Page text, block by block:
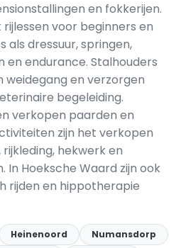
en fokkerijen.
voor beginners en
als dressuur, springen,
en endurance. Stalhouders
weidegang en verzorgen
begeleiding.
verkopen paarden en
zijn het verkopen
hekwerk en
In Hoeksche Waard zijn ook
rijden en hippotherapie
Heinenoord
Numansdorp